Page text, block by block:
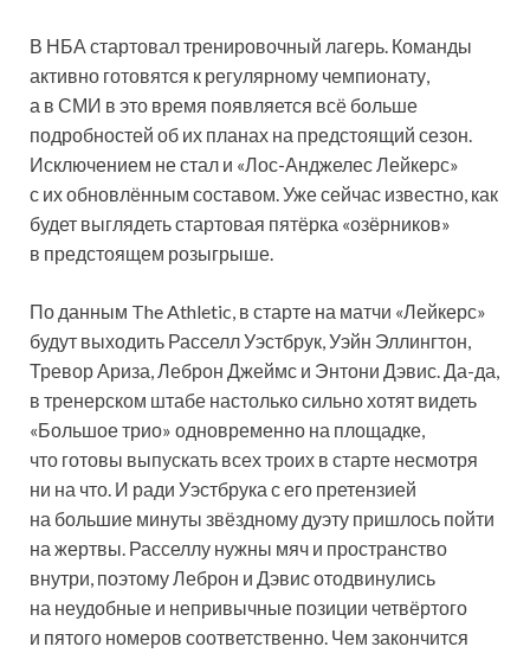
В НБА стартовал тренировочный лагерь. Команды
активно готовятся к регулярному чемпионату,
а в СМИ в это время появляется всё больше
подробностей об их планах на предстоящий сезон.
Исключением не стал и «Лос-Анджелес Лейкерс»
с их обновлённым составом. Уже сейчас известно, как
будет выглядеть стартовая пятёрка «озёрников»
в предстоящем розыгрыше.
По данным The Athletic, в старте на матчи «Лейкерс»
будут выходить Расселл Уэстбрук, Уэйн Эллингтон,
Тревор Ариза, Леброн Джеймс и Энтони Дэвис. Да-да,
в тренерском штабе настолько сильно хотят видеть
«Большое трио» одновременно на площадке,
что готовы выпускать всех троих в старте несмотря
ни на что. И ради Уэстбрука с его претензией
на большие минуты звёздному дуэту пришлось пойти
на жертвы. Расселлу нужны мяч и пространство
внутри, поэтому Леброн и Дэвис отодвинулись
на неудобные и непривычные позиции четвёртого
и пятого номеров соответственно. Чем закончится